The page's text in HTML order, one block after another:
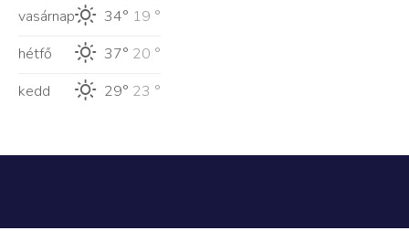
vasárnap
34° 19 °
hétfő
37° 20 °
kedd
29° 23 °